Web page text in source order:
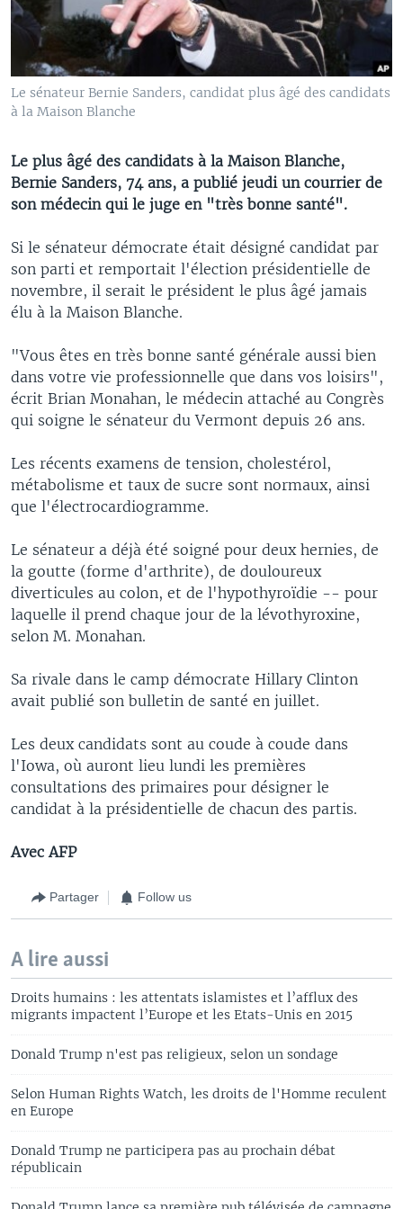
Le sénateur Bernie Sanders, candidat plus âgé des candidats
à la Maison Blanche
Le plus âgé des candidats à la Maison Blanche,
Bernie Sanders, 74 ans, a publié jeudi un courrier de
son médecin qui le juge en "très bonne santé".
Si le sénateur démocrate était désigné candidat par
son parti et remportait l'élection présidentielle de
novembre, il serait le président le plus âgé jamais
élu à la Maison Blanche.
"Vous êtes en très bonne santé générale aussi bien
dans votre vie professionnelle que dans vos loisirs",
écrit Brian Monahan, le médecin attaché au Congrès
qui soigne le sénateur du Vermont depuis 26 ans.
Les récents examens de tension, cholestérol,
métabolisme et taux de sucre sont normaux, ainsi
que l'électrocardiogramme.
Le sénateur a déjà été soigné pour deux hernies, de
la goutte (forme d'arthrite), de douloureux
diverticules au colon, et de l'hypothyroïdie -- pour
laquelle il prend chaque jour de la lévothyroxine,
selon M. Monahan.
Sa rivale dans le camp démocrate Hillary Clinton
avait publié son bulletin de santé en juillet.
Les deux candidats sont au coude à coude dans
l'Iowa, où auront lieu lundi les premières
consultations des primaires pour désigner le
candidat à la présidentielle de chacun des partis.
Avec AFP
Partager Follow us
A lire aussi
Droits humains : les attentats islamistes et l’afflux des
migrants impactent l’Europe et les Etats-Unis en 2015
Donald Trump n'est pas religieux, selon un sondage
Selon Human Rights Watch, les droits de l'Homme reculent
en Europe
Donald Trump ne participera pas au prochain débat
républicain